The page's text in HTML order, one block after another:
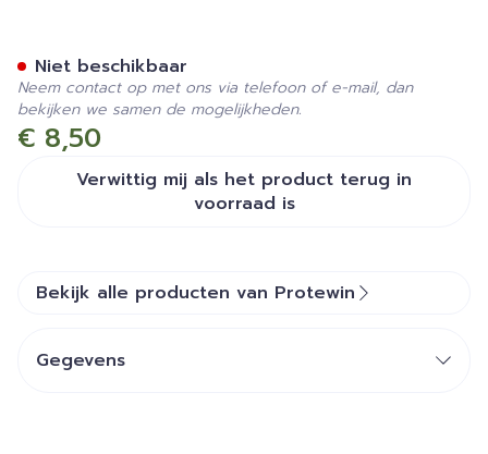
€ 8,50
Verwittig mij als het product terug in
voorraad is
Niet beschikbaar
Neem contact op met ons via telefoon of e-mail, dan
bekijken we samen de mogelijkheden.
Bekijk alle producten van Protewin
Gegevens